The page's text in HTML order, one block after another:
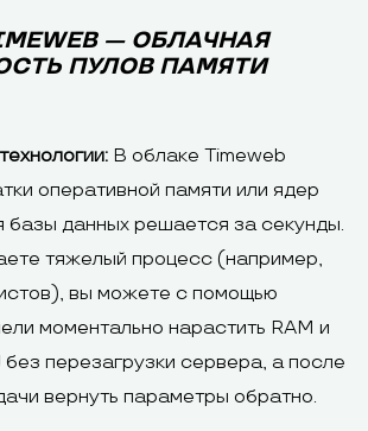
— ОБЛАЧНАЯ
ПУЛОВ ПАМЯТИ
В облаке Timeweb
оперативной памяти или ядер
базы данных решается за секунды.
тяжелый процесс (например,
вы можете с помощью
моментально нарастить RAM и
перезагрузки сервера, а после
вернуть параметры обратно.